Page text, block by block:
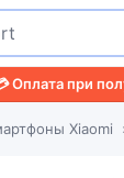
при
Xiaomi